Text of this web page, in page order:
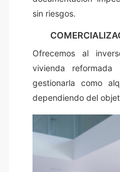
sin riesgos.
Ofrecemos al
vivienda
gestionarla como
dependiendo del